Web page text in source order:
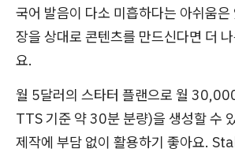
국어 발음이 다소 미흡하다는 아쉬움은
장을 상대로 콘텐츠를 만드신다면 더
요.
월 5달러의 스타터 플랜으로 월
TTS 기준 약 30분 분량)을 생성할 수
제작에 부담 없이 활용하기 좋아요.